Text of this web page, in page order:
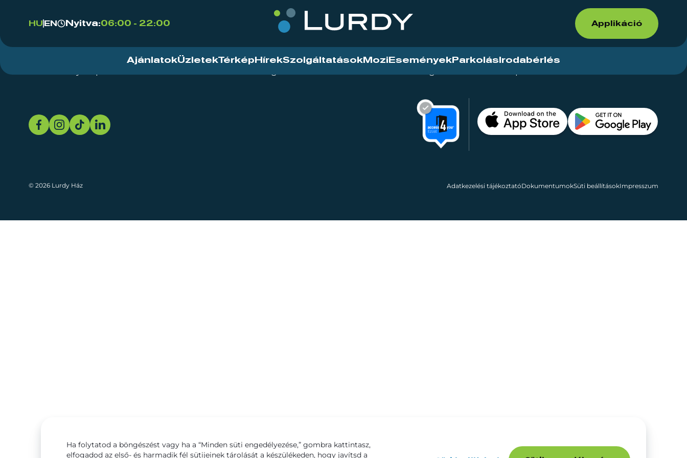
HU EN Nyitva:06:00 - 22:00 Applikáció
AjánlatokÜzletekTérkép HírekSzolgáltatások Mozi Események Parkolás Irodabérlés
© 2026 Lurdy Ház Adatkezelési tájékoztatóDokumentumokSüti beállításokImpresszum
Ha folytatod a böngészést vagy ha a “Minden süti engedélyezése,” gombra kattintasz,
elfogadod az első- és harmadik fél sütijeinek tárolását a készülékeden, hogy javítsd a